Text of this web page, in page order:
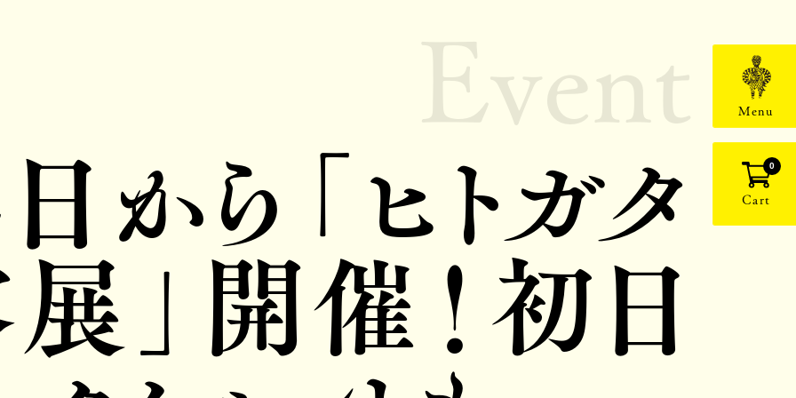
Menu
Cart
0
ら「ヒトガタ
」開催！初日